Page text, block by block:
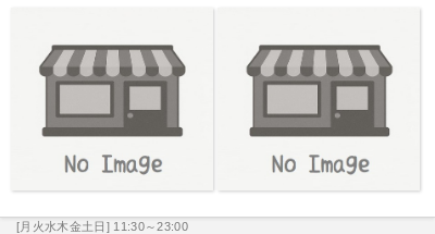
[月火水木金土日] 11:30～23:00